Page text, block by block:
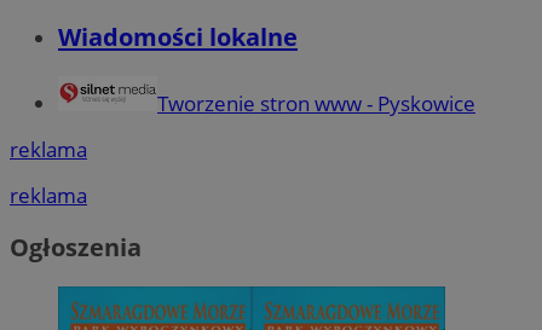
Wiadomości lokalne
Tworzenie stron www - Pyskowice
reklama
reklama
Ogłoszenia